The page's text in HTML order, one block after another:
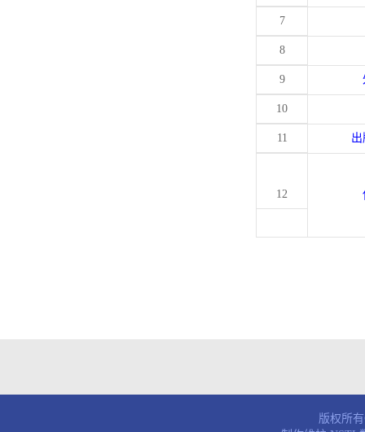
7
8
9
10
11
12
版权所